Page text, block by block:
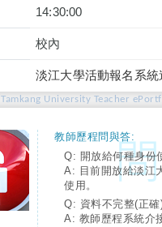
14:30:00
校內
淡江大學活動報名系統
Tamkang University Teacher
教師歷程問與答:
Q: 開放給何種身份
A: 目前開放給淡江
使用。
Q: 資料不完整(正確
A: 教師歷程系統介